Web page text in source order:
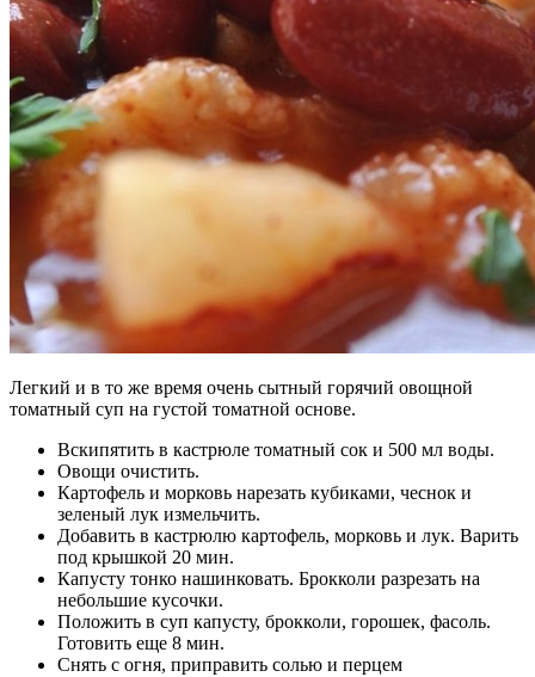
Легкий и в то же время очень сытный горячий овощной
томатный суп на густой томатной основе.
Вскипятить в кастрюле томатный сок и 500 мл воды.
Овощи очистить.
Картофель и морковь нарезать кубиками, чеснок и
зеленый лук измельчить.
Добавить в кастрюлю картофель, морковь и лук. Варить
под крышкой 20 мин.
Капусту тонко нашинковать. Брокколи разрезать на
небольшие кусочки.
Положить в суп капусту, брокколи, горошек, фасоль.
Готовить еще 8 мин.
Снять с огня, приправить солью и перцем